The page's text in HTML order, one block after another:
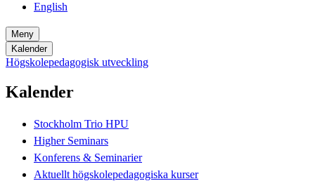
English
Meny
Kalender
Högskolepedagogisk utveckling
Kalender
Stockholm Trio HPU
Higher Seminars
Konferens & Seminarier
Aktuellt högskolepedagogiska kurser